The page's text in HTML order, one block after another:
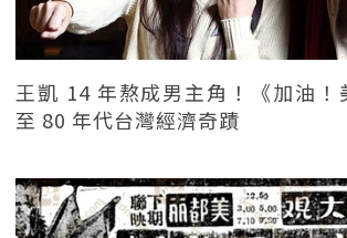
王凱 14 年熬成男主角！《加油！
至 80 年代台灣經濟奇蹟